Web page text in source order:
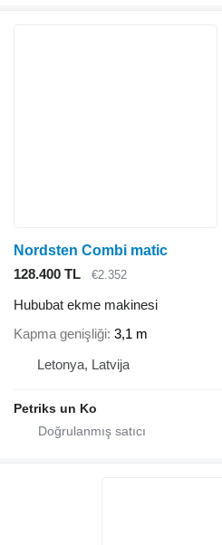
Nordsten Combi matic
128.400 TL
€2.352
Hububat ekme makinesi
Kapma genişliği 3,1 m
Letonya, Latvija
Petriks un Ko